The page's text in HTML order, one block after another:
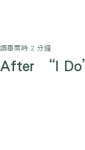
After “I
讀畢需時 2 分鐘